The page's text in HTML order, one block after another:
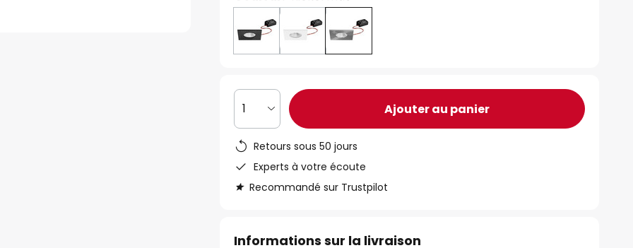
1 Ajouter au panier
Retours sous 50 jours
Experts à votre écoute
Recommandé sur Trustpilot
Informations sur la livraison